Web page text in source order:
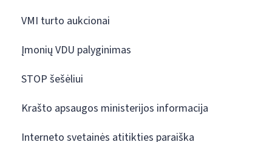
VMI turto aukcionai
Įmonių VDU palyginimas
STOP šešėliui
Krašto apsaugos ministerijos informacija
Interneto svetainės atitikties paraiška